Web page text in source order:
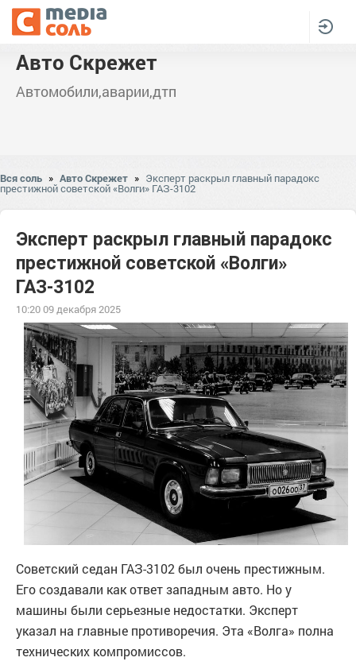
Авто Скрежет
Автомобили,аварии,дтп
Вся соль » Авто Скрежет » Эксперт раскрыл главный парадокс
престижной советской «Волги» ГАЗ-3102
Эксперт раскрыл главный парадокс
престижной советской «Волги»
ГАЗ-3102
10:20 09 декабря 2025
Советский седан ГАЗ-3102 был очень престижным.
Его создавали как ответ западным авто. Но у
машины были серьезные недостатки. Эксперт
указал на главные противоречия. Эта «Волга» полна
технических компромиссов.